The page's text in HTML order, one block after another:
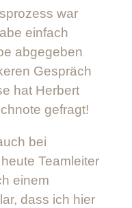
war
einfach
abgegeben
Gespräch
hat Herbert
gefragt!
bei
Teamleiter
einem
dass ich hier